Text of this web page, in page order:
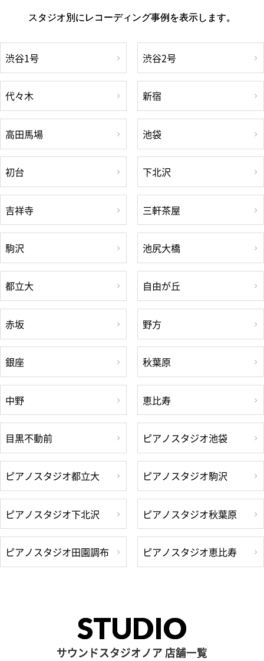
スタジオ別にレコーディング事例を表示します。
渋谷1号 渋谷2号
代々木 新宿
高田馬場 池袋
初台 下北沢
吉祥寺 三軒茶屋
駒沢 池尻大橋
都立大 自由が丘
赤坂 野方
銀座 秋葉原
中野 恵比寿
目黒不動前 ピアノスタジオ池袋
ピアノスタジオ都立大 ピアノスタジオ駒沢
ピアノスタジオ下北沢 ピアノスタジオ秋葉原
ピアノスタジオ田園調布 ピアノスタジオ恵比寿
STUDIO
サウンドスタジオノア 店舗一覧